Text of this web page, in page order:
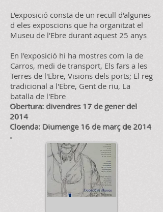
L'exposició consta de un recull d'algunes
d eles exposcions que ha organitzat el
Museu de l'Ebre durant aquest 25 anys
En l'exposició hi ha mostres com la de
Carros, medi de transport, Els fars a les
Terres de l'Ebre, Visions dels ports; El reg
tradicional a l'Ebre, Gent de riu, La
batalla de l'Ebre
Obertura: divendres 17 de gener del
2014
Cloenda: Diumenge 16 de març de 2014